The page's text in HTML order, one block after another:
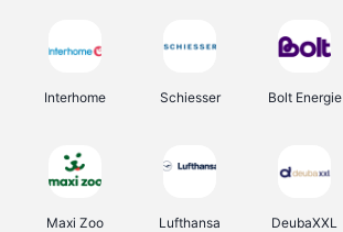
Interhome Schiesser Bolt Energie
Maxi Zoo Lufthansa DeubaXXL